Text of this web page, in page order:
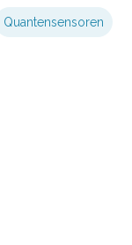
Quantensensoren